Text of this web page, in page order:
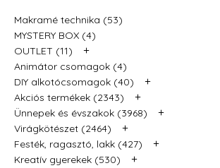
Makramé technika (53)
MYSTERY BOX (4)
OUTLET (11)
+
Animátor csomagok (4)
DIY alkotócsomagok (40)
+
Akciós termékek (2343) +
Ünnepek és évszakok (3968) +
Virágkötészet (2464) +
Festék, ragasztó, lakk (427) +
Kreatív gyerekek (530) +